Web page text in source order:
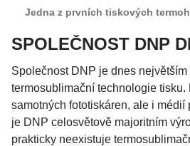
Jedna z prvních tiskových
SPOLEČNOST DNP
Společnost DNP je dnes
termosublimační technologie
samotných fototiskáren, ale i médií
je DNP celosvětově majoritním
prakticky neexistuje